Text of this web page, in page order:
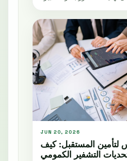
JUN 20, 2026
لتأمين المستقبل: كيف
التشفير الكمومي